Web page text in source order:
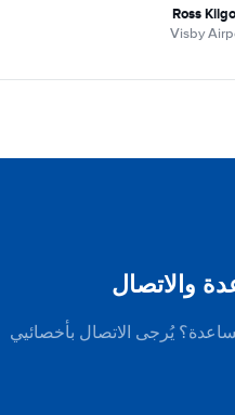
Ross
Visby
والاتصال
يُرجى الاتصال بأخصائيي